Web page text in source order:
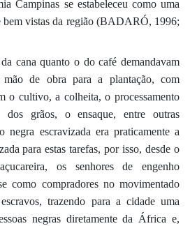
Campinas se estabeleceu como uma
bem vistas da região (BADARÓ, 1996;
cana quanto o do café demandavam
mão de obra para a plantação, com
o cultivo, a colheita, o processamento
dos grãos, o ensaque, entre outras
negra escravizada era praticamente a
para estas tarefas, por isso, desde o
os senhores de engenho
como compradores no movimentado
trazendo para a cidade uma
negras diretamente da África e,